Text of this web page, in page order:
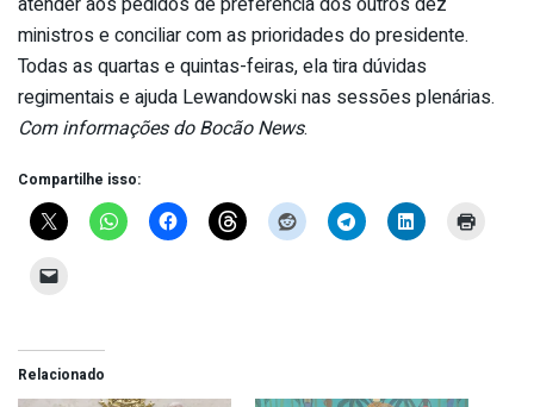
ministros e conciliar com as prioridades do presidente.
Todas as quartas e quintas-feiras, ela tira dúvidas
regimentais e ajuda Lewandowski nas sessões plenárias.
Com informações do Bocão News.
Compartilhe isso:
Relacionado